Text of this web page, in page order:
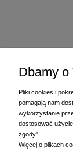
Dbamy o
Pliki cookies i
pomagają nam
wykorzystanie
dostosować
zgody".
Więcej o plikach